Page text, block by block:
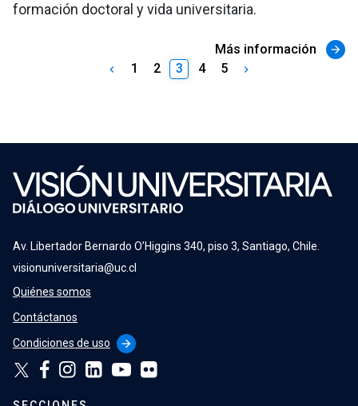
formación doctoral y vida universitaria.
Más información arrow_forward
Paginación
keyboard_arrow_left 1 2 3 4 5 keyboard_arrow_right
Av. Libertador Bernardo O’Higgins 340, piso 3, Santiago, Chile.
visionuniversitaria@uc.cl
Quiénes somos
Contáctanos
Condiciones de uso
arrow_forward